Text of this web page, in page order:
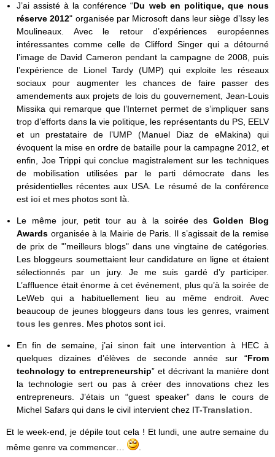
J’ai assisté à la conférence “Du web en politique, que nous
réserve 2012" organisée par Microsoft dans leur siège d’Issy les
Moulineaux. Avec le retour d’expériences européennes
intéressantes comme celle de Clifford Singer qui a détourné
l’image de David Cameron pendant la campagne de 2008, puis
l’expérience de Lionel Tardy (UMP) qui exploite les réseaux
sociaux pour augmenter les chances de faire passer des
amendements aux projets de lois du gouvernement, Jean-Louis
Missika qui remarque que l’Internet permet de s’impliquer sans
trop d’efforts dans la vie politique, les représentants du PS, EELV
et un prestataire de l’UMP (Manuel Diaz de eMakina) qui
évoquent la mise en ordre de bataille pour la campagne 2012, et
enfin, Joe Trippi qui conclue magistralement sur les techniques
de mobilisation utilisées par le parti démocrate dans les
présidentielles récentes aux USA. Le résumé de la conférence
est ici et mes photos sont là.
Le même jour, petit tour au à la soirée desGolden Blog
Awards organisée à la Mairie de Paris. Il s’agissait de la remise
de prix de "’meilleurs blogs" dans une vingtaine de catégories.
Les bloggeurs soumettaient leur candidature en ligne et étaient
sélectionnés par un jury. Je me suis gardé d’y participer.
L’affluence était énorme à cet événement, plus qu’à la soirée de
LeWeb qui a habituellement lieu au même endroit. Avec
beaucoup de jeunes bloggeurs dans tous les genres, vraiment
tous les genres. Mes photos sont ici.
En fin de semaine, j’ai sinon fait une intervention à HEC à
quelques dizaines d’élèves de seconde année sur “From
technology to entrepreneurship” et décrivant la manière dont
la technologie sert ou pas à créer des innovations chez les
entrepreneurs. J’étais un “guest speaker” dans le cours de
Michel Safars qui dans le civil intervient chez IT-Translation.
Et le week-end, je dépile tout cela ! Et lundi, une autre semaine du
même genre va commencer…